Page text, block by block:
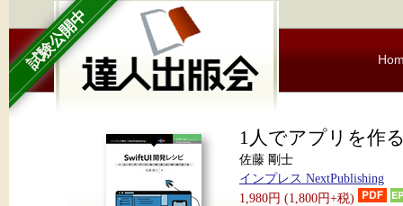
試験公開中
1人でアプリを作
佐藤 剛士
インプレス NextPublishing
1,980円 (1,800円+税)